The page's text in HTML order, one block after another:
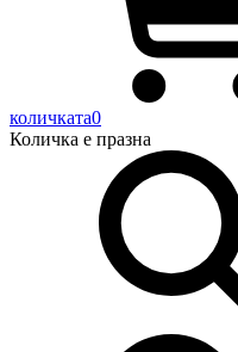
количката0
Количка е празна